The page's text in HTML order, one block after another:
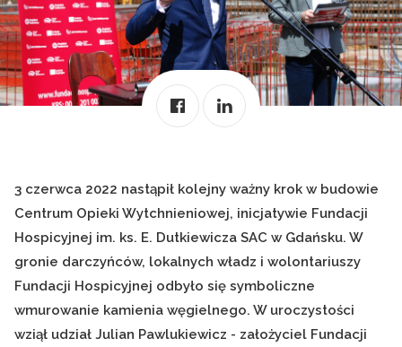
3 czerwca 2022 nastąpił kolejny ważny krok w budowie
Centrum Opieki Wytchnieniowej, inicjatywie Fundacji
Hospicyjnej im. ks. E. Dutkiewicza SAC w Gdańsku. W
gronie darczyńców, lokalnych władz i wolontariuszy
Fundacji Hospicyjnej odbyło się symboliczne
wmurowanie kamienia węgielnego. W uroczystości
wziął udział Julian Pawlukiewicz - założyciel Fundacji